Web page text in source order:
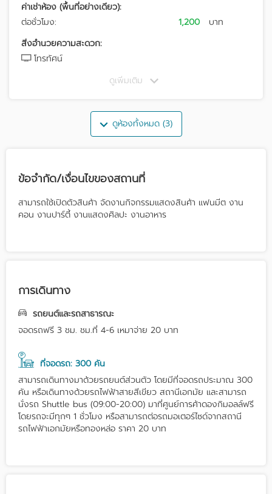
ค่าเช่าห้อง (พื้นที่อย่างเดียว):
ต่อชั่วโมง:
1,200
บาท
สิ่งอำนวยความสะดวก:
โทรทัศน์
ดูเพิ่มเติม
ดูห้องทั้งหมด (3)
ข้อจำกัด/เงื่อนไขของสถานที่
สามารถใช้เปิดตัวสินค้า จัดงานกิจกรรมแสดงสินค้า แฟนมีต งาน
คอน งานปาร์ตี้ งานแสดงศิลปะ งานอาหาร
การเดินทาง
รถยนต์และรถสาธารณะ
จอดรถฟรี 3 ชม. ชม.ที่ 4-6 เหมาจ่าย 20 บาท
ที่จอดรถ: 300 คัน
สามารถเดินทางมาด้วยรถยนต์ส่วนตัว โดยมีที่จอดรถประมาณ 300
คัน หรือเดินทางด้วยรถไฟฟ้าสายสีเขียว สถานีเอกมัย และสามารถ
นั่งรถ Shuttle bus (09:00-20:00) มาที่ศูนย์การค้าดองกิมอลล์ฟรี
โดยรถจะมีทุกๆ 1 ชั่วโมง หรือสามารถต่อรถมอเตอร์ไซด์จากสถานี
รถไฟฟ้าเอกมัยหรือทองหล่อ ราคา 20 บาท